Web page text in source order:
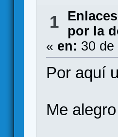
1 Enlaces
por la
« en: 30
Por aquí
Me